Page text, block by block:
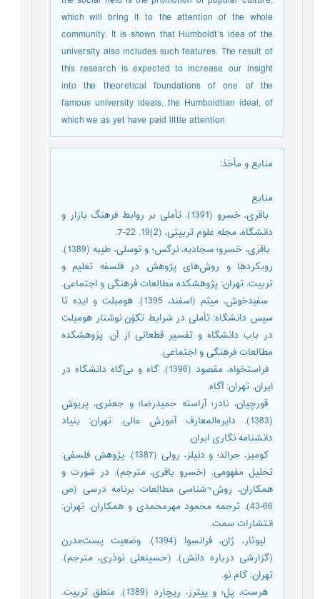
which will bring it to the attention of the whole
community. It is shown that Humboldt’s idea of the
university also includes such features. The result of
this research is expected to increase our insight
into the theoretical foundations of one of the
famous university ideals, the Humboldtian ideal, of
which we as yet have paid little attention
منابع و مأخذ:
منابع
­ باقری، خسرو (1391). تأملی بر روابط فرهنگ بازار و
دانشگاه، مجله علوم تربیتی، (2)19. 22-7.
­ باقری، خسرو؛ سجادیه، نرگس؛ و توسلی، طیبه (1389).
رویکردها و روش‌های پژوهش در فلسفه تعلیم و
تربیت. تهران: پژوهشکده مطالعات فرهنگی و اجتماعی.
­ سفیدخوش، میثم (اسفند، 1395). هومبلت و ایده تا
سیس دانشگاه: تأملی در شرایط تکوّن نوشتار هومبلت
در باب دانشگاه و تفسیر قطعاتی از آن. پژوهشکده
مطالعات فرهنگی و اجتماعی.
­ فراستخواه، مقصود (1396). گاه و بی‌گاه دانشگاه در
ایران. تهران: آگاه.
­ قورچیان، نادر؛ آراسته حمیدرضا؛ و جعفری، پریوش
(1383). دایره‌المعارف آموزش عالی. تهران: بنیاد
دانشنامه نگاری ایران.
­ کومبز، جرالد؛ و دنیلز، رولی (1387). پژوهش فلسفی:
تحلیل مفهومی. (خسرو باقری، مترجم). در شورت و
همکاران، روش¬شناسی مطالعات برنامه درسی (ص
66-43). ترجمه محمود مهرمحمدی و همکاران. تهران:
انتشارات سمت.
­ لیوتار، ژان، فرانسوا (1394). وضعیت پست‌مدرن
(گزارشی درباره دانش). (حسینعلی نوذری، مترجم).
تهران: گام نو.
­ هرست، پل؛ و پیترز، ریچارد (1389). منطق تربیت.